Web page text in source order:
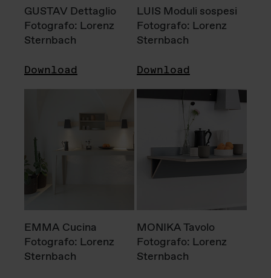
GUSTAV Dettaglio
Fotografo: Lorenz
Sternbach
Download
LUIS Moduli sospesi
Fotografo: Lorenz
Sternbach
Download
EMMA Cucina
Fotografo: Lorenz
Sternbach
MONIKA Tavolo
Fotografo: Lorenz
Sternbach